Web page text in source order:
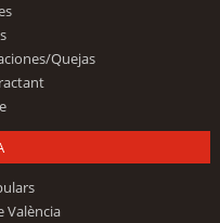
Quejas
València